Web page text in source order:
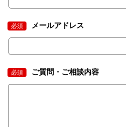
必須 メールアドレス
必須 ご質問・ご相談内容